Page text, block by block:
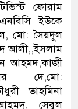
ফোরাম
ইউকে
মো: সৈয়দুল
আলী,,ইসলাম
আহমদ,কাজী
দে,মো:
তাহমিনা
সেবুল